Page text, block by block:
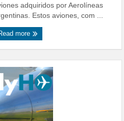
adquiridos por Aerolíneas
Estos aviones, com ...
more